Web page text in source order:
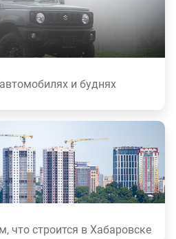
и буднях
что строится в Хабаровске